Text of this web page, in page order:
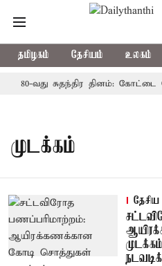
தமிழகம் தேசியம் உலகம்
80-வது சுதந்திர தினம்:
முடக்கம்